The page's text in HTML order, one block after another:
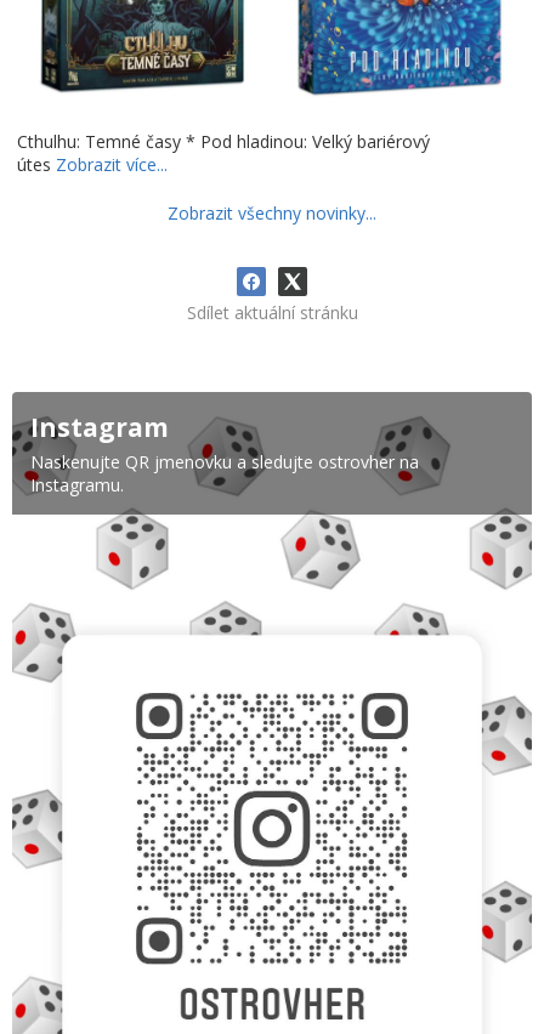
Cthulhu: Temné časy * Pod hladinou: Velký bariérový
útes Zobrazit více...
Zobrazit všechny novinky...
Sdílet aktuální stránku
Instagram
Naskenujte QR jmenovku a sledujte ostrovher na
Instagramu.